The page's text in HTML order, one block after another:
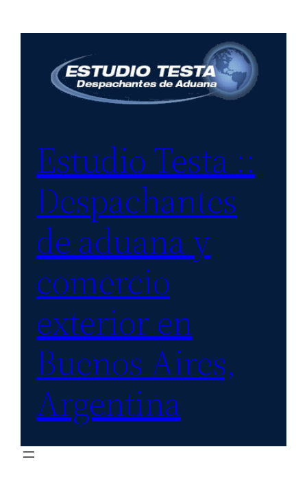
Estudio Testa ::
Despachantes
de aduana y
comercio
exterior en
Buenos Aires,
Argentina